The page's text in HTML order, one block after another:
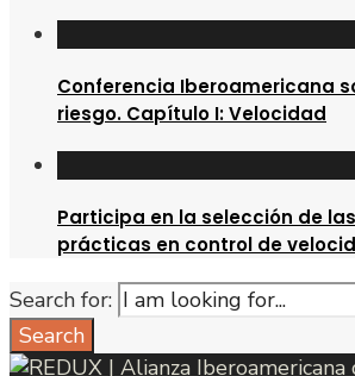
Conferencia Iberoamericana
riesgo. Capítulo I: Velocidad
Participa en la selección de
prácticas en control de
Search for:
Search